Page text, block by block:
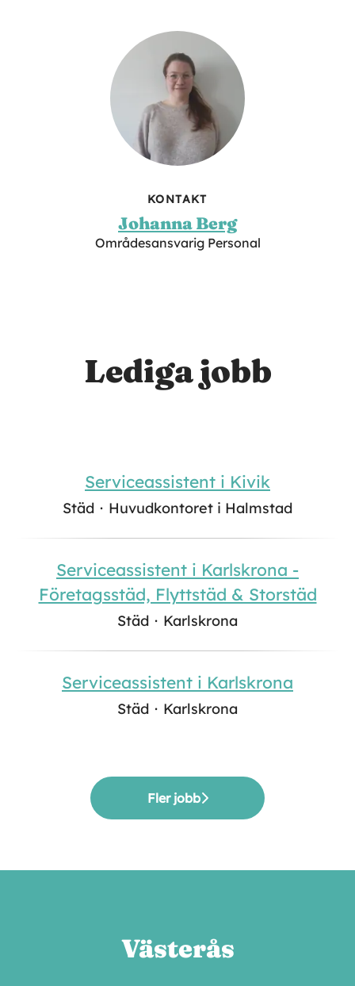
KONTAKT
Johanna Berg
Områdesansvarig Personal
Lediga jobb
Serviceassistent i Kivik
Städ · Huvudkontoret i Halmstad
Serviceassistent i Karlskrona -
Företagsstäd, Flyttstäd & Storstäd
Städ · Karlskrona
Serviceassistent i Karlskrona
Städ · Karlskrona
Fler jobb
Västerås